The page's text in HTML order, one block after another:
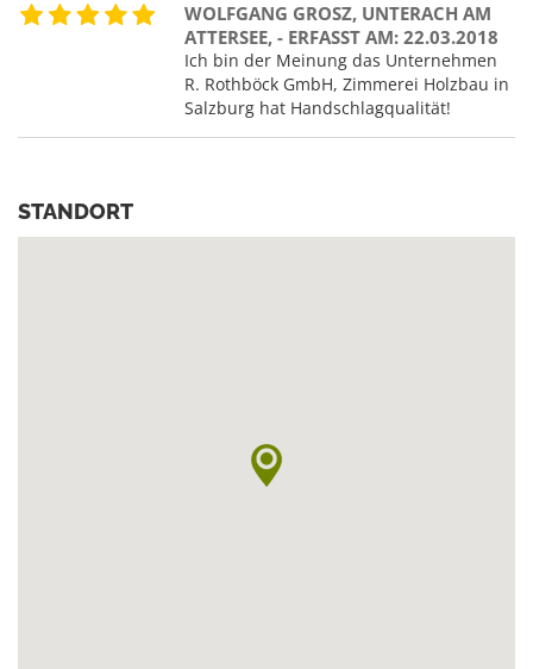
WOLFGANG GROSZ, UNTERACH AM
ATTERSEE, - ERFASST AM: 22.03.2018
Ich bin der Meinung das Unternehmen
R. Rothböck GmbH, Zimmerei Holzbau in
Salzburg hat Handschlagqualität!
STANDORT